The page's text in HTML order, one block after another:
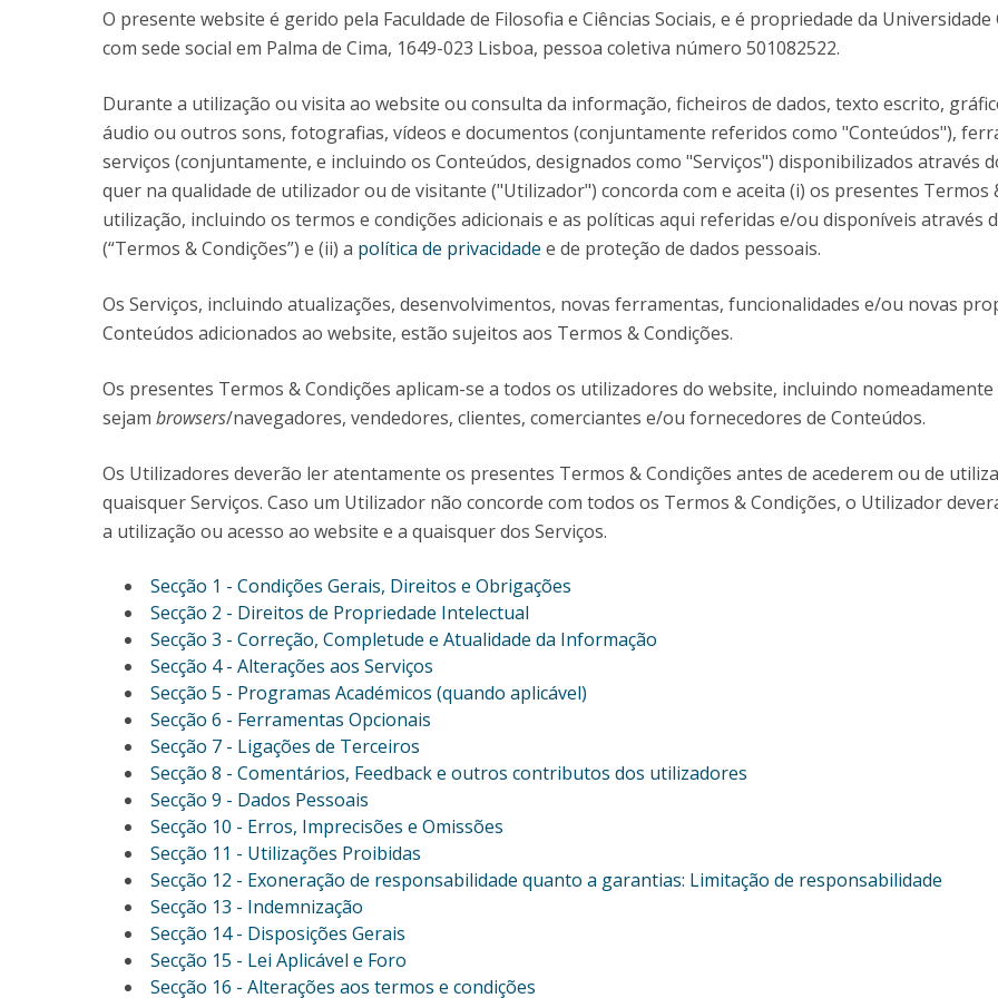
Porquê escolher um Mestrado na FFCS?
Bolsas de Estudo
Prémio de Mérito
Provas Públicas
Católica Braga Executive Academy
Programas
Informações globais
Provedorias
Diretório de Contactos
O presente website é gerido pela Faculdade de Filosofia e Ciências Sociais, e é propriedade da
com sede social em Palma de Cima, 1649-023 Lisboa, pessoa coletiva número 501082522.
Durante a utilização ou visita ao website ou consulta da informação, ficheiros de dados, texto escrito,
áudio ou outros sons, fotografias, vídeos e documentos (conjuntamente referidos como "Conteúdos"),
serviços (conjuntamente, e incluindo os Conteúdos, designados como "Serviços") disponibilizados através
quer na qualidade de utilizador ou de visitante ("Utilizador") concorda com e aceita (i) os presentes Termos
utilização, incluindo os termos e condições adicionais e as políticas aqui referidas e/ou disponíveis através
(“Termos & Condições”) e (ii) a política de privacidade e de proteção de dados pessoais.
Os Serviços, incluindo atualizações, desenvolvimentos, novas ferramentas, funcionalidades e/ou novas
Conteúdos adicionados ao website, estão sujeitos aos Termos & Condições.
Os presentes Termos & Condições aplicam-se a todos os utilizadores do website, incluindo
sejam browsers/navegadores, vendedores, clientes, comerciantes e/ou fornecedores de Conteúdos.
Os Utilizadores deverão ler atentamente os presentes Termos & Condições antes de acederem ou de
quaisquer Serviços. Caso um Utilizador não concorde com todos os Termos & Condições, o Utilizador
a utilização ou acesso ao website e a quaisquer dos Serviços.
Secção 1 - Condições Gerais, Direitos e Obrigações
Secção 2 - Direitos de Propriedade Intelectual
Secção 3 - Correção, Completude e Atualidade da Informação
Secção 4 - Alterações aos Serviços
Secção 5 - Programas Académicos (quando aplicável)
Secção 6 - Ferramentas Opcionais
Secção 7 - Ligações de Terceiros
Secção 8 - Comentários, Feedback e outros contributos dos utilizadores
Secção 9 - Dados Pessoais
Secção 10 - Erros, Imprecisões e Omissões
Secção 11 - Utilizações Proibidas
Secção 12 - Exoneração de responsabilidade quanto a garantias: Limitação de responsabilidade
Secção 13 - Indemnização
Secção 14 - Disposições Gerais
Secção 15 - Lei Aplicável e Foro
Secção 16 - Alterações aos termos e condições